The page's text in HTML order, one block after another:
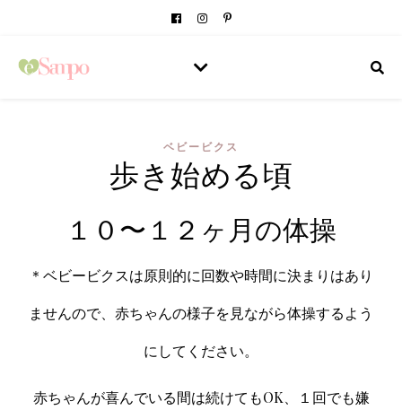
ベビービクス
歩き始める頃
１０〜１２ヶ月の体操
＊ベビービクスは原則的に回数や時間に決まりはあり
ませんので、赤ちゃんの様子を見ながら体操するよう
にしてください。
赤ちゃんが喜んでいる間は続けてもOK、１回でも嫌